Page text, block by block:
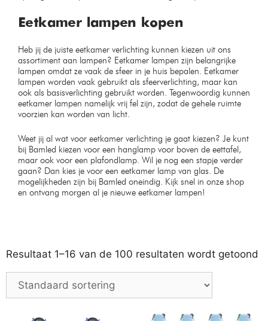
Moderne Led hanglamp 3
rings
Op voorraad
€239,99 €199,99
Industriële Hanglamp moos
50cm
Op voorraad
€219,99 €199,99